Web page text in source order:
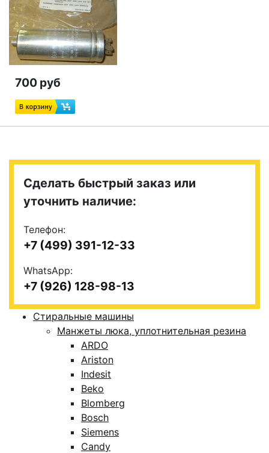
700 руб
Сделать быстрый заказ или
уточнить наличие:
Телефон:
+7 (499) 391-12-33
WhatsApp:
+7 (926) 128-98-13
Стиральные машины
Манжеты люка, уплотнительная резина
ARDO
Ariston
Indesit
Beko
Blomberg
Bosch
Siemens
Candy